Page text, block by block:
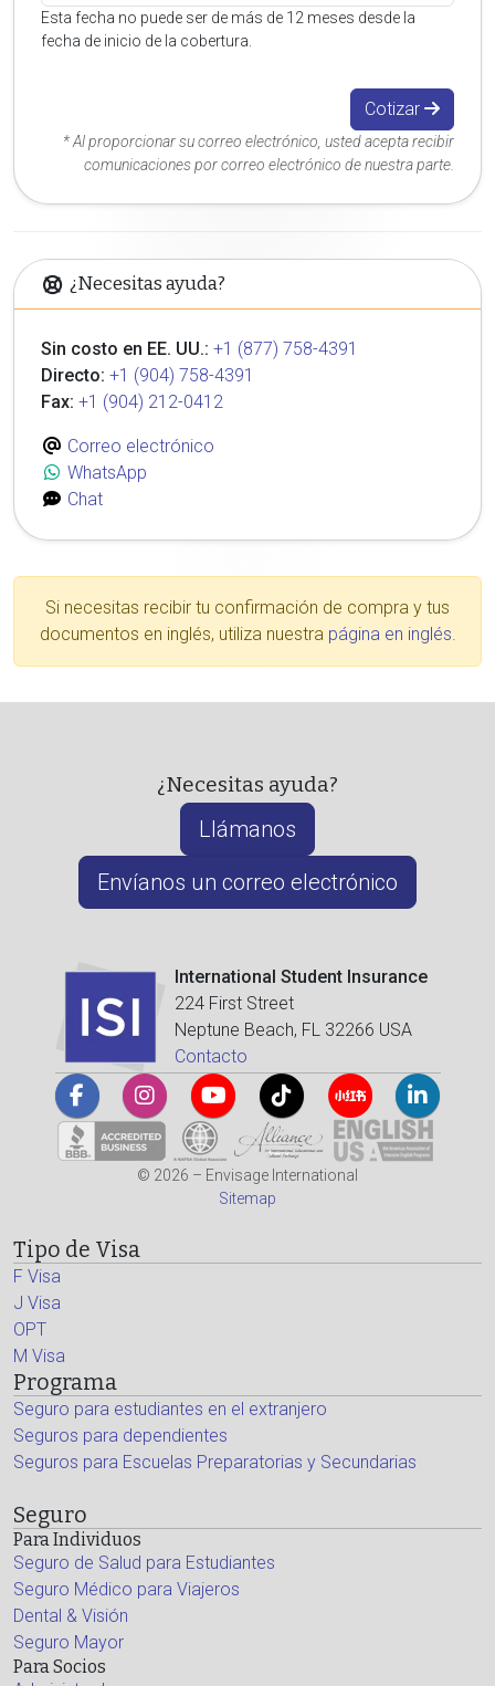
Esta fecha no puede ser de más de 12 meses desde la
fecha de inicio de la cobertura.
Cotizar
* Al proporcionar su correo electrónico, usted acepta recibir
comunicaciones por correo electrónico de nuestra parte.
¿Necesitas ayuda?
Sin costo en EE. UU.: +1 (877) 758-4391
Directo: +1 (904) 758-4391
Fax: +1 (904) 212-0412
Correo electrónico
WhatsApp
Chat
Si necesitas recibir tu confirmación de compra y tus
documentos en inglés, utiliza nuestra página en inglés.
¿Necesitas ayuda?
Llámanos
Envíanos un correo electrónico
International Student Insurance
224 First Street
Neptune Beach, FL 32266 USA
Contacto
© 2026 – Envisage International
Sitemap
Tipo de Visa
F Visa
J Visa
OPT
M Visa
Programa
Seguro para estudiantes en el extranjero
Seguros para dependientes
Seguros para Escuelas Preparatorias y Secundarias
Seguro
Para Individuos
Seguro de Salud para Estudiantes
Seguro Médico para Viajeros
Dental & Visión
Seguro Mayor
Para Socios